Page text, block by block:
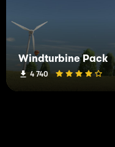
Windturbine Pack
4 740